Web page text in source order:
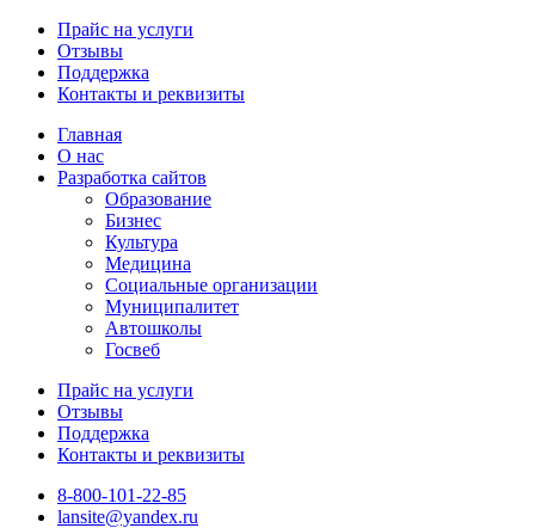
Прайс на услуги
Отзывы
Поддержка
Контакты и реквизиты
Главная
О нас
Разработка сайтов
Образование
Бизнес
Культура
Медицина
Социальные организации
Муниципалитет
Автошколы
Госвеб
Прайс на услуги
Отзывы
Поддержка
Контакты и реквизиты
8-800-101-22-85
lansite@yandex.ru